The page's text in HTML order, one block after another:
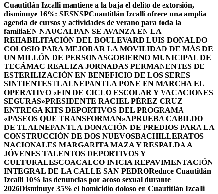
Cuautitlán Izcalli mantiene a la baja el delito de extorsión,
disminuye 16%: SESNSPCuautitlán Izcalli ofrece una amplia
agenda de cursos y actividades de verano para toda la
familiaEN NAUCALPAN SE AVANZA EN LA
REHABILITACIÓN DEL BOULEVARD LUIS DONALDO
COLOSIO PARA MEJORAR LA MOVILIDAD DE MÁS DE
UN MILLÓN DE PERSONASGOBIERNO MUNICIPAL DE
TECÁMAC REALIZA JORNADAS PERMANENTES DE
ESTERILIZACIÓN EN BENEFICIO DE LOS SERES
SINTIENTESTLALNEPANTLA PONE EN MARCHA EL
OPERATIVO «FIN DE CICLO ESCOLAR Y VACACIONES
SEGURAS»PRESIDENTE RACIEL PÉREZ CRUZ
ENTREGA KITS DEPORTIVOS DEL PROGRAMA
«PASEOS QUE TRANSFORMAN»APRUEBA CABILDO
DE TLALNEPANTLA DONACIÓN DE PREDIOS PARA LA
CONSTRUCCIÓN DE DOS NUEVOSBACHILLERATOS
NACIONALES MARGARITA MAZA Y RESPALDA A
JÓVENES TALENTOS DEPORTIVOS Y
CULTURALESCOACALCO INICIA REPAVIMENTACIÓN
INTEGRAL DE LA CALLE SAN PEDROReduce Cuautitlán
Izcalli 10% las denuncias por acoso sexual durante
2026Disminuye 35% el homicidio doloso en Cuautitlán Izcalli